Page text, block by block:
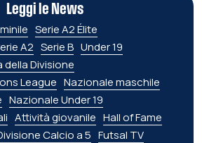
Leggi le News
Serie A2 Élite
A2 Serie B Under 19
della Divisione
League Nazionale maschile
Nazionale Under 19
Attività giovanile Hall of Fame
Calcio a 5 Futsal TV